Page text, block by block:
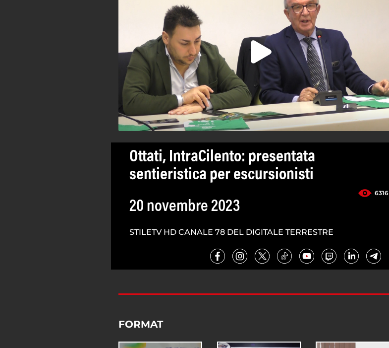
Ottati, IntraCilento: presentata
sentieristica per escursionisti
6316
20 novembre 2023
STILETV HD CANALE 78 DEL DIGITALE TERRESTRE
FORMAT